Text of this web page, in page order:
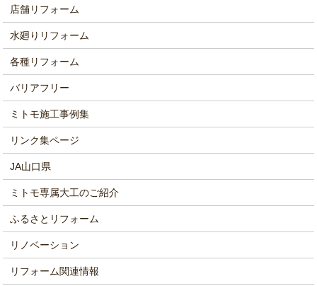
店舗リフォーム
水廻りリフォーム
各種リフォーム
バリアフリー
ミトモ施工事例集
リンク集ページ
JA山口県
ミトモ専属大工のご紹介
ふるさとリフォーム
リノベーション
リフォーム関連情報